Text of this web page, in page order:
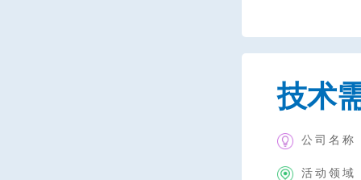
技术
公司名称
活动领域